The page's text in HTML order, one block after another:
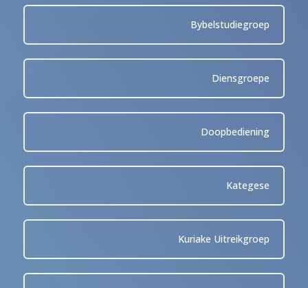
Bybelstudiegroep
Diensgroepe
Doopbediening
Kategese
Kuriake Uitreikgroep